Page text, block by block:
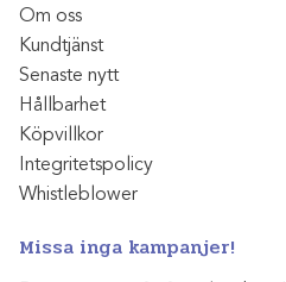
Om oss
Kundtjänst
Senaste nytt
Hållbarhet
Köpvillkor
Integritetspolicy
Whistleblower
Missa inga kampanjer!